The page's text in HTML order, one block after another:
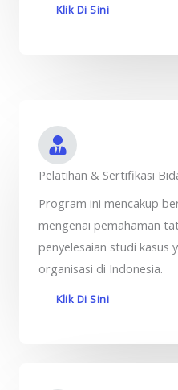
Klik Di Sini
Pelatihan & Sertifikasi
Program ini mencakup
mengenai pemahaman
penyelesaian studi kasus
organisasi di Indonesia.
Klik Di Sini